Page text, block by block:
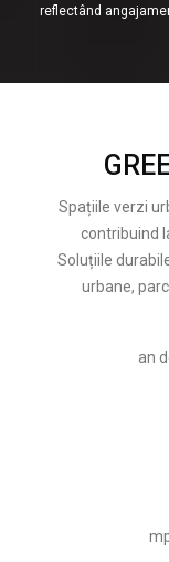
reflectând
Spațiile verzi
contribuind
Soluțiile
urbane,
an